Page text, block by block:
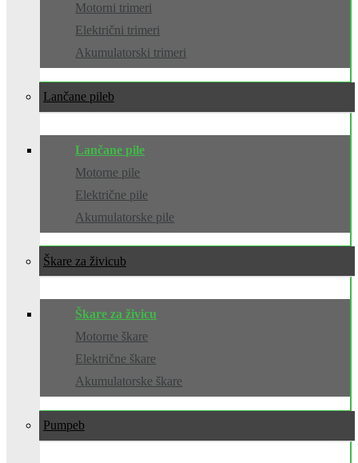
Motorni trimeri
Električni trimeri
Akumulatorski trimeri
Lančane pile
Lančane pile
Motorne pile
Električne pile
Akumulatorske pile
Škare za živicu
Škare za živicu
Motorne škare
Električne škare
Akumulatorske škare
Pumpe